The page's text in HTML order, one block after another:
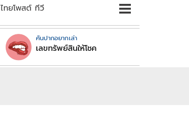
ไทยโพสต์ ทีวี
คันปากอยากเล่า
เลขทรัพย์สินให้โชค